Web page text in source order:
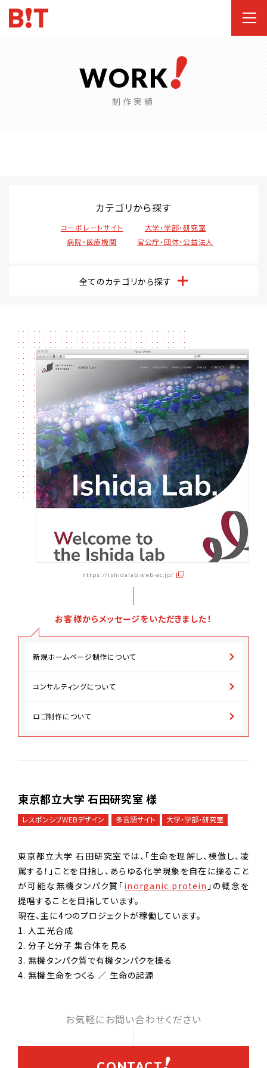
WORK
制作実績
カテゴリから探す
コーポレートサイト
大学・学部・研究室
病院・医療機関
官公庁・団体・公益法人
全てのカテゴリから探す
https://ishidalab.web-ac.jp/
お客様からメッセージをいただきました！
新規ホームページ制作について
コンサルティングについて
ロゴ制作について
東京都立大学 石田研究室 様
レスポンシブWEBデザイン 多言語サイト 大学・学部・研究室
東京都立大学 石田研究室では、「生命を理解し、模倣し、凌
駕する！」ことを目指し、あらゆる化学現象を自在に操ること
が可能な無機タンパク質「inorganic protein 」の概念を
提唱することを目指しています。
現在、主に4つのプロジェクトが稼働しています。
1. 人工光合成
2. 分子と分子 集合体を見る
3. 無機タンパク質で有機タンパクを操る
4. 無機生命をつくる ／ 生命の起源
お気軽にお問い合わせください